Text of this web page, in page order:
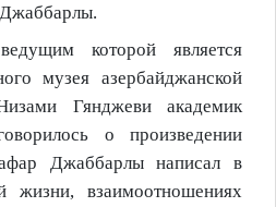
которой является
музея азербайджанской
Гянджеви академик
о произведении
Джаббарлы написал в
жизни, взаимоотношениях